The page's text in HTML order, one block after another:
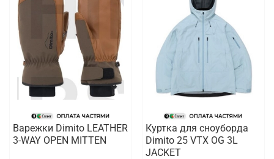
Варежки Dimito LEATHER
3-WAY OPEN MITTEN
Куртка для сноуборда
Dimito 25 VTX OG 3L
JACKET